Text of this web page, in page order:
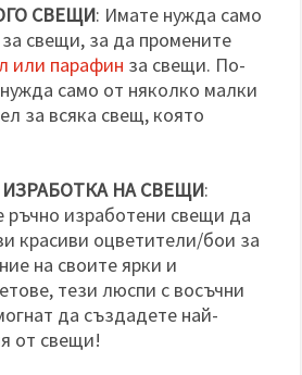
СВЕЩИ: Имате нужда само
свещи, за да промените
или парафин за свещи. По-
само от няколко малки
за всяка свещ, която
НА СВЕЩИ:
ръчно изработени свещи да
красиви оцветители/бои за
на своите ярки и
тези люспи с восъчни
да създадете най-
от свещи!